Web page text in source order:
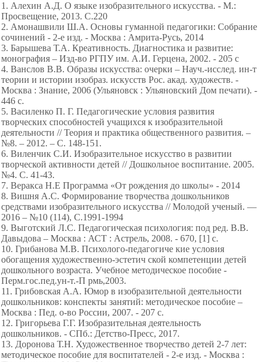
1. Алехин А.Д. О языке изобразительного искусства. - М.:
Просвещение, 2013. С.220
2. Амонашвили Ш.А. Основы гуманной педагогики: Собрание
сочинений - 2-е изд. - Москва : Амрита-Русь, 2014
3. Барышева Т.А. Креативность. Диагностика и развитие:
монография – Изд-во РГПУ им. А.И. Герцена, 2002. - 205 с
4. Ванслов В.В. Образы искусства: очерки – Науч.-исслед. ин-т
теории и истории изобраз. искусств Рос. акад. художеств. -
Москва : Знание, 2006 (Ульяновск : Ульяновский Дом печати). -
446 с.
5. Василенко П. Г. Педагогические условия развития
творческих способностей учащихся к изобразительной
деятельности // Теория и практика общественного развития. –
№8. – 2012. – С. 148-151.
6. Виленчик С.И. Изобразительное искусство в развитии
творческой активности детей // Дошкольное воспитание. 2005.
№4. С. 41-43.
7. Веракса Н.Е Программа «От рождения до школы» - 2014
8. Вишня А.С. Формирование творчества дошкольников
средствами изобразительного искусства // Молодой ученый. —
2016 – №10 (114), С.1991-1994
9. Выготский Л.С. Педагогическая психология: под ред. В.В.
Давыдова – Москва : АСТ : Астрель, 2008. - 670, [1] с.
10. Грибанова М.В. Психолого-педагогиче кие условия
обогащения художественно-эстетич ской компетенции детей
дошкольного возраста. Учебное методическое пособие -
Перм.гос.пед.ун-т.-П рмь,2003.
11. Грибовская А.А. Юмор в изобразительной деятельности
дошкольников: конспекты занятий: методическое пособие –
Москва : Пед. о-во России, 2007. - 207 с.
12. Григорьева Г.Г. Изобразительная деятельность
дошкольников. - СПб.: Детство-Пресс, 2017.
13. Доронова Т.Н. Художественное творчество детей 2-7 лет:
методическое пособие для воспитателей - 2-е изд. - Москва :